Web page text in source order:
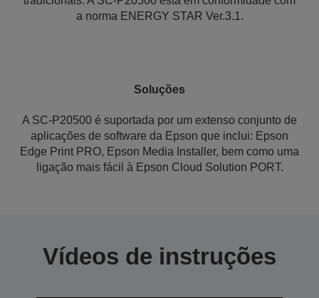
a norma ENERGY STAR Ver.3.1.
Soluções
A SC-P20500 é suportada por um extenso conjunto de
aplicações de software da Epson que inclui: Epson
Edge Print PRO, Epson Media Installer, bem como uma
ligação mais fácil à Epson Cloud Solution PORT.
Vídeos de instruções